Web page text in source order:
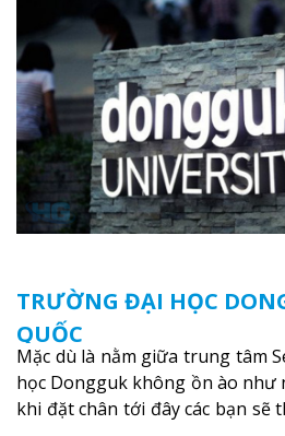
TRƯỜNG ĐẠI HỌC
QUỐC
Mặc dù là nằm giữa trung tâm
học Dongguk không ồn ào
khi đặt chân tới đây các bạn sẽ